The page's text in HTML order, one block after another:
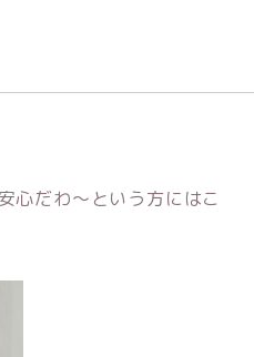
心だわ～という方にはこ